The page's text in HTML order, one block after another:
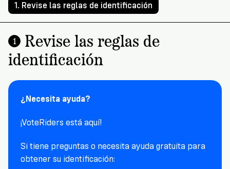
Do
you
need
an
ID
vote?
is
to
GET
1. Revise las reglas de identificación
1
Revise las reglas de
identificación
¿Necesita ayuda?
¡VoteRiders está aquí!
Si tiene preguntas o necesita ayuda gratuita para
obtener su identificación: